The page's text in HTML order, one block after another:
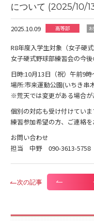
について (2025/10/
2025.10.09 高等部
R8年度入学生対象（女子硬
女子硬式野球部練習会の今後
日時:10月13日（祝）午前9時
場所:市来運動公園(いちき串
※荒天では変更がある場合が
個別の対応も受け付けていま
練習参加希望の方、ご連絡を
お問い合わせ
担当 中野 090-3613-5758
次の記事